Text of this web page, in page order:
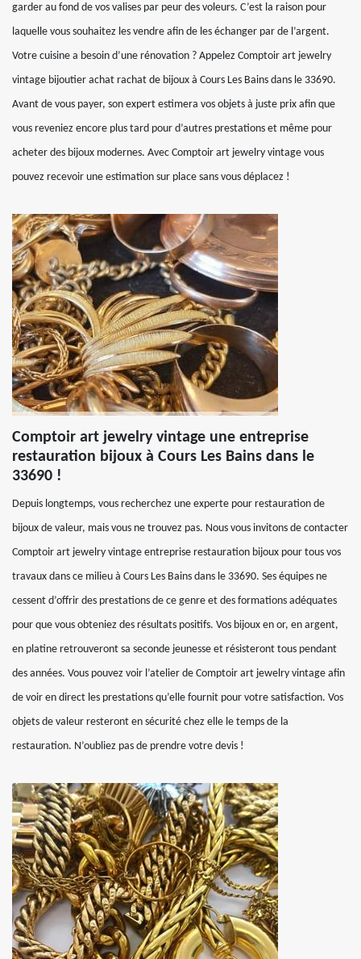
garder au fond de vos valises par peur des voleurs. C’est la raison pour
laquelle vous souhaitez les vendre afin de les échanger par de l’argent.
Votre cuisine a besoin d’une rénovation ? Appelez Comptoir art jewelry
vintage bijoutier achat rachat de bijoux à Cours Les Bains dans le 33690.
Avant de vous payer, son expert estimera vos objets à juste prix afin que
vous reveniez encore plus tard pour d’autres prestations et même pour
acheter des bijoux modernes. Avec Comptoir art jewelry vintage vous
pouvez recevoir une estimation sur place sans vous déplacez !
Comptoir art jewelry vintage une entreprise
restauration bijoux à Cours Les Bains dans le
33690 !
Depuis longtemps, vous recherchez une experte pour restauration de
bijoux de valeur, mais vous ne trouvez pas. Nous vous invitons de contacter
Comptoir art jewelry vintage entreprise restauration bijoux pour tous vos
travaux dans ce milieu à Cours Les Bains dans le 33690. Ses équipes ne
cessent d’offrir des prestations de ce genre et des formations adéquates
pour que vous obteniez des résultats positifs. Vos bijoux en or, en argent,
en platine retrouveront sa seconde jeunesse et résisteront tous pendant
des années. Vous pouvez voir l’atelier de Comptoir art jewelry vintage afin
de voir en direct les prestations qu’elle fournit pour votre satisfaction. Vos
objets de valeur resteront en sécurité chez elle le temps de la
restauration. N’oubliez pas de prendre votre devis !